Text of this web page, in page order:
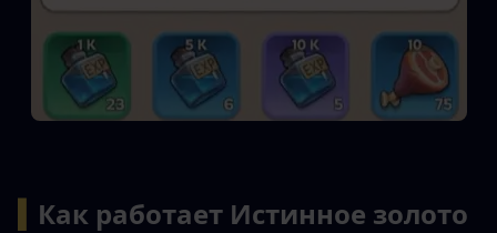
Как работает Истинное золото